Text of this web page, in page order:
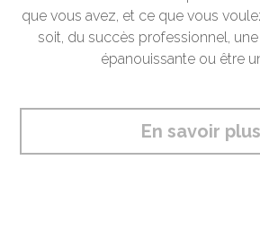
que vous avez, et ce que vous
soit, du succès professionnel,
épanouissante ou être
En savoir plus